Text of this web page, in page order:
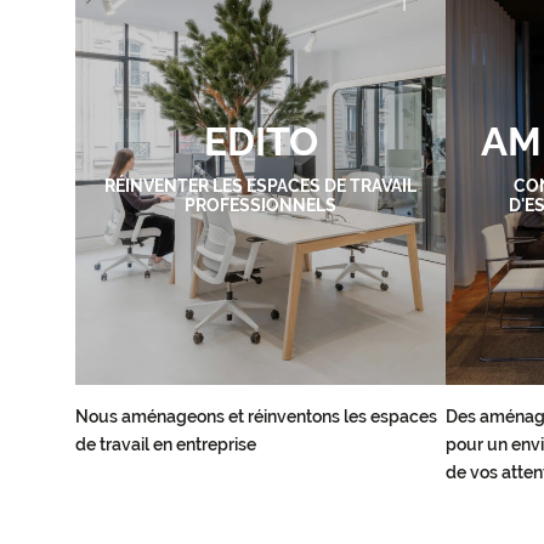
EDITO
RÉINVENTER LES ESPACES DE TRAVAIL
PROFESSIONNELS
Nous aménageons et réinventons les espaces
de travail en entreprise
Des
pour un
de vos